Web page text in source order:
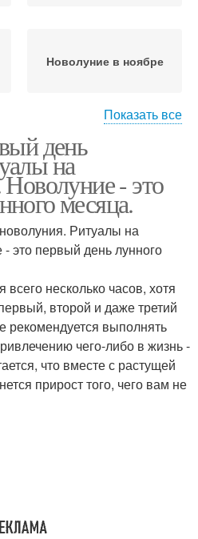
Новолуние в ноябре
Новолуния в апреле
Показать все
день
на
- это
месяца.
Ритуалы на
первый день лунного
несколько часов, хотя
второй и даже третий
рекомендуется выполнять
чего-либо в жизнь -
что вместе с растущей
прирост того, чего вам не